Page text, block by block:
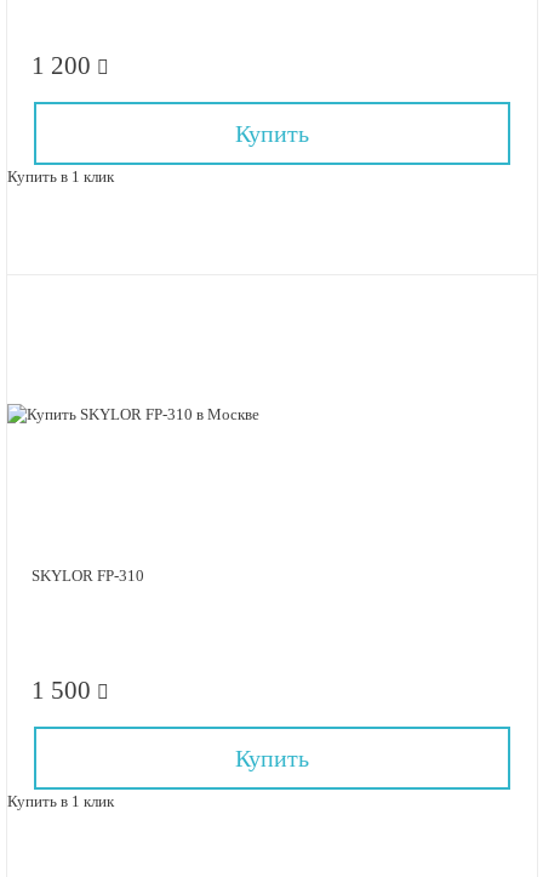
1 200
Купить
Купить в 1 клик
SKYLOR FP-310
1 500
Купить
Купить в 1 клик